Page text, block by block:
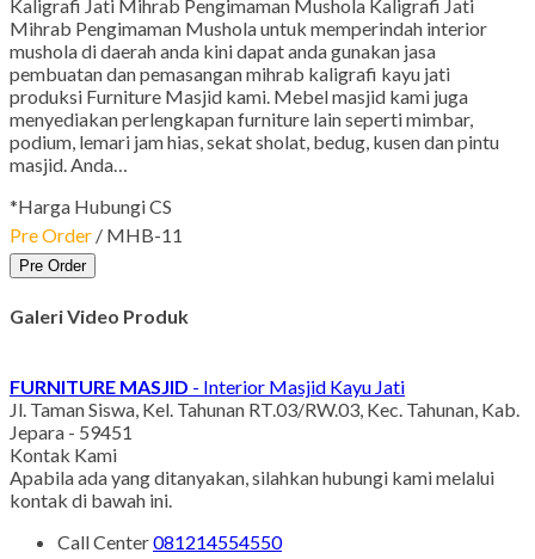
Kaligrafi Jati Mihrab Pengimaman Mushola Kaligrafi Jati
Mihrab Pengimaman Mushola untuk memperindah interior
mushola di daerah anda kini dapat anda gunakan jasa
pembuatan dan pemasangan mihrab kaligrafi kayu jati
produksi Furniture Masjid kami. Mebel masjid kami juga
menyediakan perlengkapan furniture lain seperti mimbar,
podium, lemari jam hias, sekat sholat, bedug, kusen dan pintu
masjid. Anda…
*Harga Hubungi CS
Pre Order / MHB-11
Pre Order
Galeri Video Produk
FURNITURE MASJID - Interior Masjid Kayu Jati
Jl. Taman Siswa, Kel. Tahunan RT.03/RW.03, Kec. Tahunan, Kab.
Jepara - 59451
Kontak Kami
Apabila ada yang ditanyakan, silahkan hubungi kami melalui
kontak di bawah ini.
Call Center081214554550